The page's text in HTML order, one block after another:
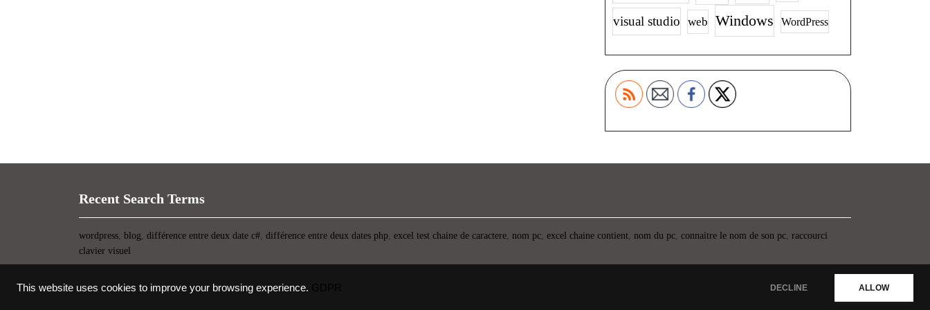
This website uses cookies to improve your browsing experience. DECLINE ALLOW
visual studio web Windows WordPress
Recent Search Terms
wordpress blog différence entre deux date c# différence entre deux dates php excel test chaine de caractere nom pc excel chaine contient nom du pc connaitre le nom de son pc raccourci
clavier visuel
Thème WordPress pour startup-> copyright UIOP Propulsé par WordPress